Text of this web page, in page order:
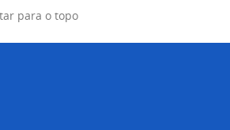
para o topo